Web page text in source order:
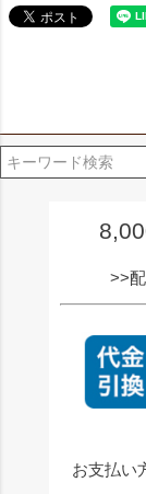
>>
お支払い